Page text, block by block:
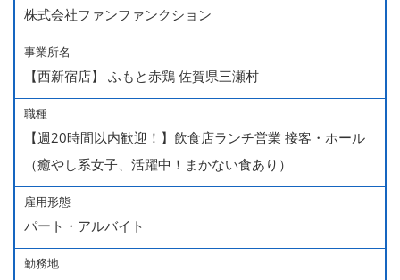
株式会社ファンファンクション
事業所名
【西新宿店】 ふもと赤鶏 佐賀県三瀬村
職種
【週20時間以内歓迎！】飲食店ランチ営業 接客・ホール
（癒やし系女子、活躍中！まかない食あり）
雇用形態
パート・アルバイト
勤務地